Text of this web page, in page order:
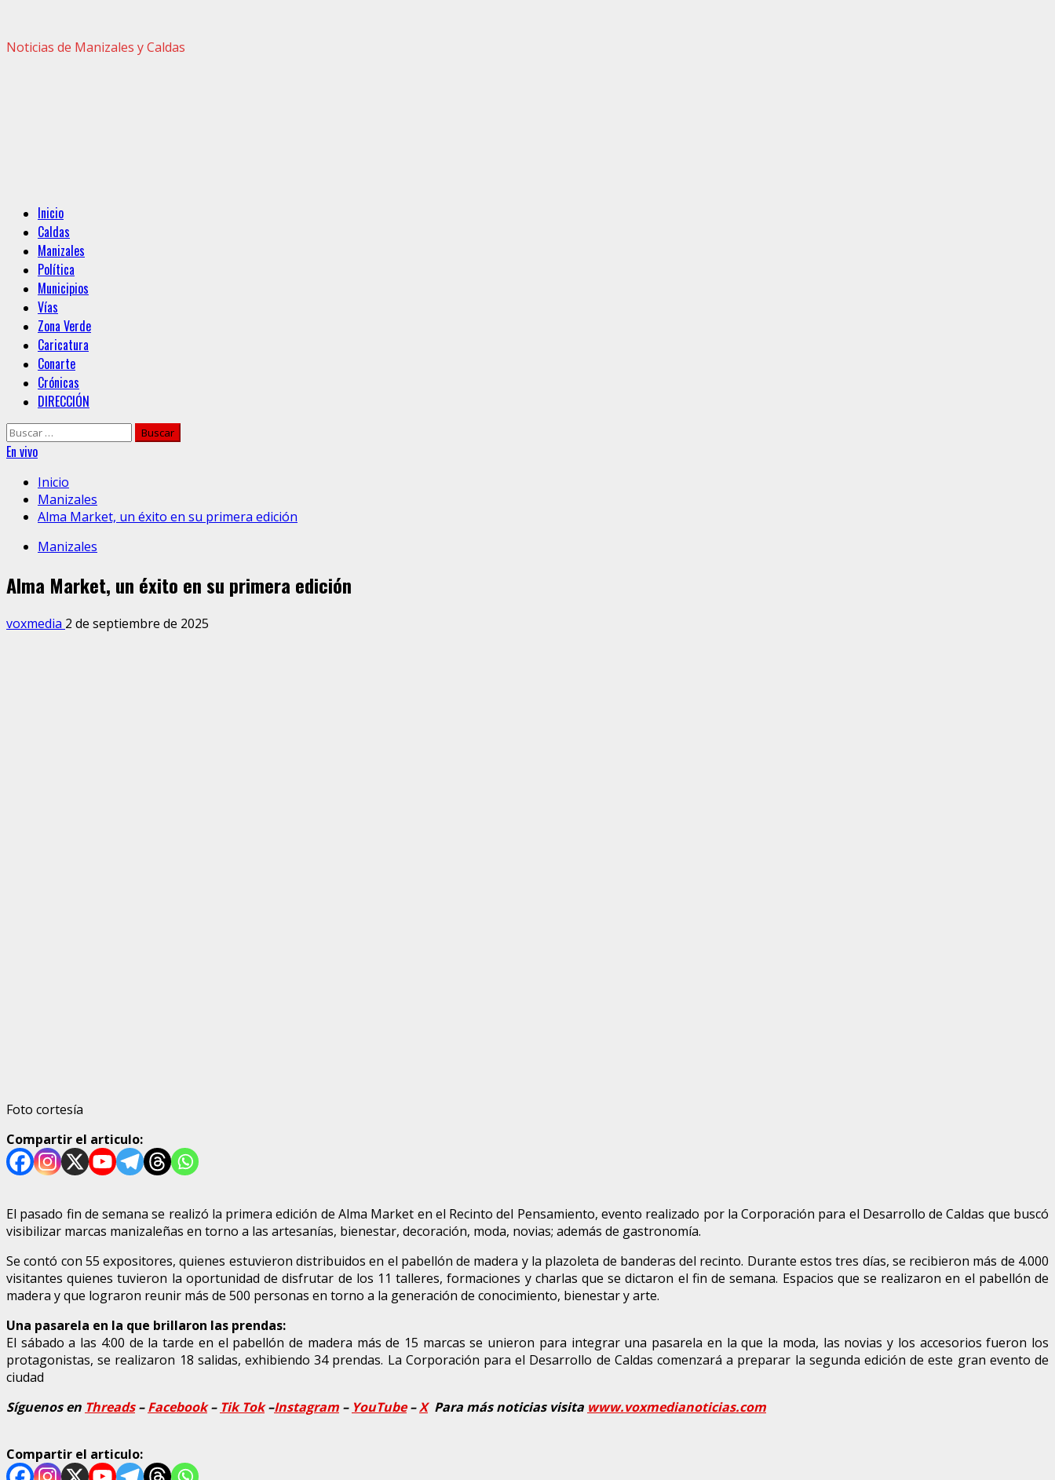
Noticias de Manizales y Caldas
Menú
principal
Inicio
Caldas
Manizales
Política
Municipios
Vías
Zona Verde
Caricatura
Conarte
Crónicas
DIRECCIÓN
Buscar:
En vivo
Inicio
Manizales
Alma Market, un éxito en su primera edición
Manizales
Alma Market, un éxito en su primera edición
voxmedia 2 de septiembre de 2025
Foto cortesía
Compartir el articulo:
El pasado fin de semana se realizó la primera edición de Alma Market en el Recinto del Pensamiento, evento realizado por la Corporación para el Desarrollo de Caldas que buscó
visibilizar marcas manizaleñas en torno a las artesanías, bienestar, decoración, moda, novias; además de gastronomía.
Se contó con 55 expositores, quienes estuvieron distribuidos en el pabellón de madera y la plazoleta de banderas del recinto. Durante estos tres días, se recibieron más de 4.000
visitantes quienes tuvieron la oportunidad de disfrutar de los 11 talleres, formaciones y charlas que se dictaron el fin de semana. Espacios que se realizaron en el pabellón de
madera y que lograron reunir más de 500 personas en torno a la generación de conocimiento, bienestar y arte.
Una pasarela en la que brillaron las prendas:
El sábado a las 4:00 de la tarde en el pabellón de madera más de 15 marcas se unieron para integrar una pasarela en la que la moda, las novias y los accesorios fueron los
protagonistas, se realizaron 18 salidas, exhibiendo 34 prendas. La Corporación para el Desarrollo de Caldas comenzará a preparar la segunda edición de este gran evento de
ciudad
Síguenos en Threads–Facebook– Tik Tok–Instagram – YouTube–XPara más noticias visita www.voxmedianoticias.com
Compartir el articulo: